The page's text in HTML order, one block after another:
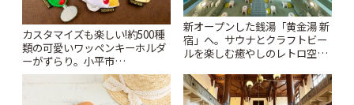
カスタマイズも楽しい!約500種
類の可愛いワッペンキーホルダ
ーがずらり。小平市
「Kimamaya T&K」 | ことりっ
新オープンした銭湯「黄金湯 新
宿」へ。サウナとクラフトビー
ルを楽しむ癒やしのレトロ空間